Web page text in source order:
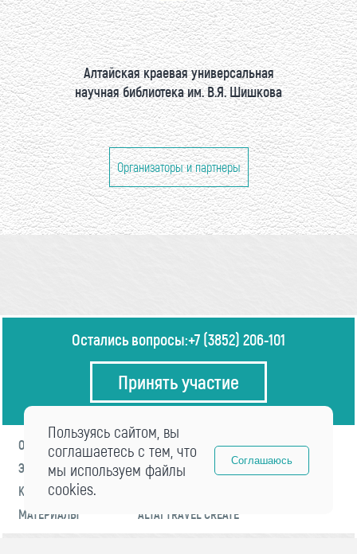
Алтайская краевая универсальная
научная библиотека им. В.Я. Шишкова
Организаторы и партнеры
Остались вопросы:+7 (3852) 206-101
Принять участие
О ФОРУМЕ
ПРОГРАММА
ЭКСПЕРТЫ
НОВОСТИ
КОНТАКТЫ
МАТЕРИАЛЫ
ALTAI TRAVEL CREATE
Пользуясь сайтом, вы
соглашаетесь с тем, что
мы используем файлы
cookies.
Соглашаюсь